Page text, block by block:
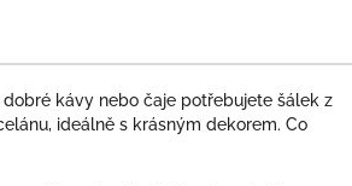
kávy nebo čaje potřebujete šálek z
ideálně s krásným dekorem. Co